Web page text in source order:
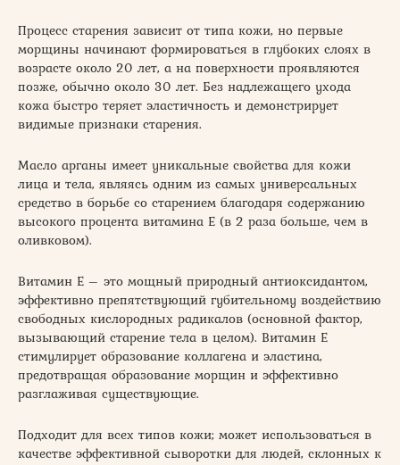
Процесс старения зависит от типа кожи, но первые
морщины начинают формироваться в глубоких слоях в
возрасте около 20 лет, а на поверхности проявляются
позже, обычно около 30 лет. Без надлежащего ухода
кожа быстро теряет эластичность и демонстрирует
видимые признаки старения.
Масло арганы имеет уникальные свойства для кожи
лица и тела, являясь одним из самых универсальных
средство в борьбе со старением благодаря содержанию
высокого процента витамина Е (в 2 раза больше, чем в
оливковом).
Витамин Е – это мощный природный антиоксидантом,
эффективно препятствующий губительному воздействию
свободных кислородных радикалов (основной фактор,
вызывающий старение тела в целом). Витамин Е
стимулирует образование коллагена и эластина,
предотвращая образование морщин и эффективно
разглаживая существующие.
Подходит для всех типов кожи; может использоваться в
качестве эффективной сыворотки для людей, склонных к